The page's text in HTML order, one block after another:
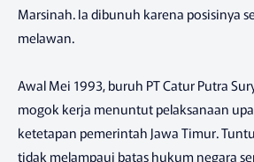
Marsinah. Ia dibunuh karena posisinya
melawan.
Awal Mei 1993, buruh PT Catur Putra
mogok kerja menuntut pelaksanaan
ketetapan pemerintah Jawa Timur.
tidak melampaui batas hukum negara